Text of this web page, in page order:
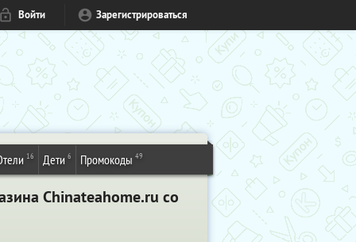
Войти Зарегистрироваться
16 Дети 6 Промокоды 49
Сhinateahome.ru cо